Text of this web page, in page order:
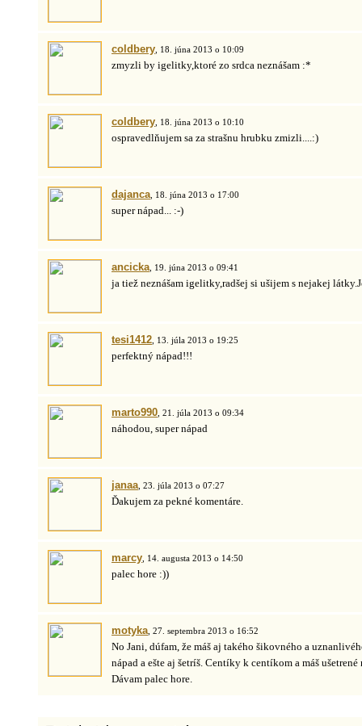
coldbery , 18. júna 2013 o 10:09
zmyzli by igelitky,ktoré zo srdca neznášam :*
coldbery , 18. júna 2013 o 10:10
ospravedlňujem sa za strašnu hrubku zmizli....:)
dajanca , 18. júna 2013 o 17:00
super nápad... :-)
ancicka , 19. júna 2013 o 09:41
ja tiež neznášam igelitky,radšej si ušijem s nejakej
tesi1412 , 13. júla 2013 o 19:25
perfektný nápad!!!
marto990 , 21. júla 2013 o 09:34
náhodou, super nápad
janaa , 23. júla 2013 o 07:27
Ďakujem za pekné komentáre.
marcy , 14. augusta 2013 o 14:50
palec hore :))
motyka , 27. septembra 2013 o 16:52
No Jani, dúfam, že máš aj takého šikovného a
nápad a ešte aj šetríš. Centíky k centíkom a máš
Dávam palec hore.